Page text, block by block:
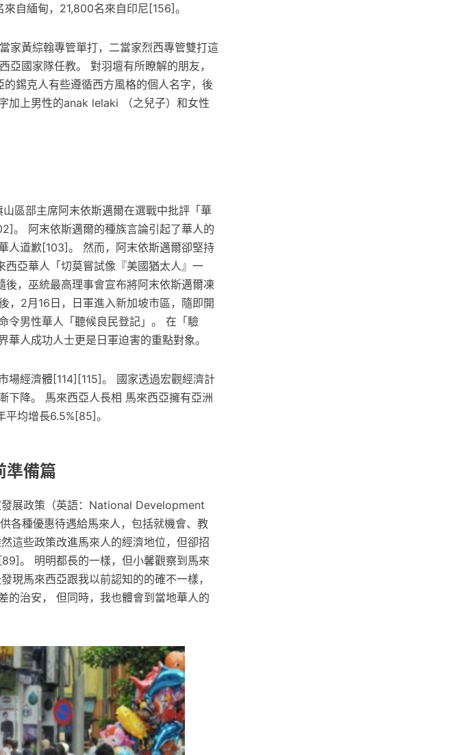
自緬甸，21,800名來自印尼[156]。
家黃綜翰專管單打，二當家烈西專管雙打這
國家隊任教。 對羽壇有所瞭解的朋友，
錫克人有些遵循西方風格的個人名字，後
加上男性的anak lelaki （之兒子）和女性
區部主席阿末依斯邁爾在選戰中批評「華
。 阿末依斯邁爾的種族言論引起了華人的
人道歉[103]。 然而，阿末依斯邁爾卻堅持
亞華人「切莫嘗試像『美國猶太人』一
，巫統最高理事會宣布將阿末依斯邁爾凍
，2月16日，日軍進入新加坡市區，隨即開
令男性華人「聽候良民登記」。 在「驗
人成功人士更是日軍迫害的重點對象。
場經濟體[114][115]。 國家透過宏觀經濟計
下降。 馬來西亞人長相 馬來西亞擁有亞洲
均增長6.5%[85]。
準備篇
展政策（英語：National Development
各種優惠待遇給馬來人，包括就機會、教
這些政策改進馬來人的經濟地位，但卻招
。 明明都長的一樣，但小馨觀察到馬來
現馬來西亞跟我以前認知的的確不一樣，
的治安， 但同時，我也體會到當地華人的